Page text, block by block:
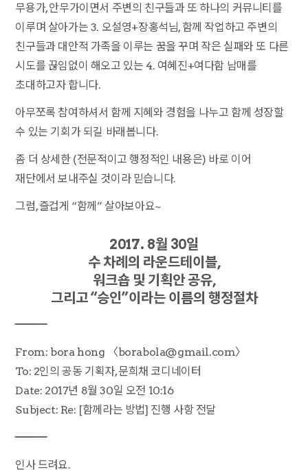
무용가, 안무가이면서 주변의 친구들과 또 하나의 커뮤니티를
이루며 살아가는 3. 오설영+장홍석님, 함께 작업하고 주변의
친구들과 대안적 가족을 이루는 꿈을 꾸며 작은 실패와 또 다른
시도를 끊임없이 해오고 있는 4. 여혜진+여다함 남매를
초대하고자 합니다.
아무쪼록 참여하셔서 함께 지혜와 경험을 나누고 함께 성장할
수 있는 기회가 되길 바래봅니다.
좀 더 상세한 (전문적이고 행정적인 내용은) 바로 이어
재단에서 보내주실 것이라 믿습니다.
그럼, 즐겁게 “함께” 살아보아요~
2017. 8월 30일
수 차례의 라운드테이블,
워크숍 및 기획안 공유,
그리고 “승인”이라는 이름의 행정절차
――――――――――――――――――――
From: bora hong 〈borabola@gmail.com〉
To: 2인의 공동 기획자, 문희채 코디네이터
Date: 2017년 8월 30일 오전 10:16
Subject: Re: [함께라는 방법] 진행 사항 전달
――――――――――――――――――――
인사 드려요.